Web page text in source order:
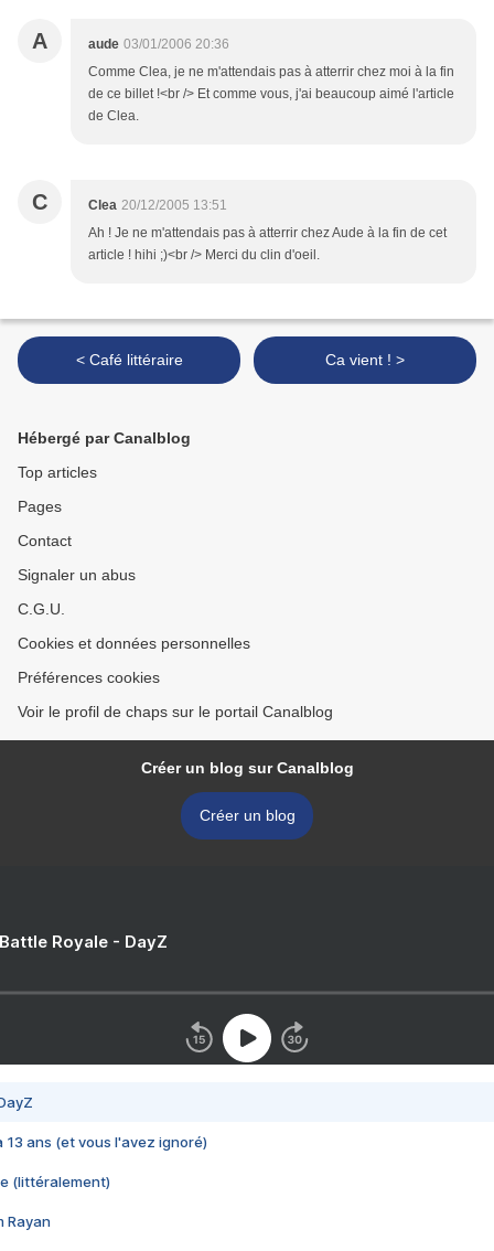
A aude 03/01/2006 20:36
Comme Clea, je ne m'attendais pas à atterrir chez moi à la fin
de ce billet !<br /> Et comme vous, j'ai beaucoup aimé l'article
de Clea.
C Clea 20/12/2005 13:51
Ah ! Je ne m'attendais pas à atterrir chez Aude à la fin de cet
article ! hihi ;)<br /> Merci du clin d'oeil.
< Café littéraire Ca vient ! >
Hébergé par Canalblog
Top articles
Pages
Contact
Signaler un abus
C.G.U.
Cookies et données personnelles
Préférences cookies
Voir le profil de chaps sur le portail Canalblog
Créer un blog sur Canalblog
Créer un blog
Royale - DayZ
13 ans (et vous l'avez ignoré)
(littéralement)
Rayan